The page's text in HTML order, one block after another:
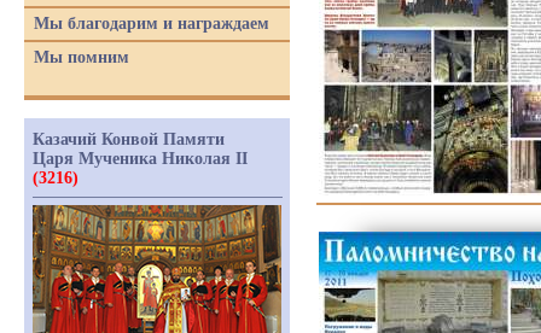
Мы благодарим и награждаем
Мы помним
Казачий Конвой Памяти
Царя Мученика Николая II
(3216)